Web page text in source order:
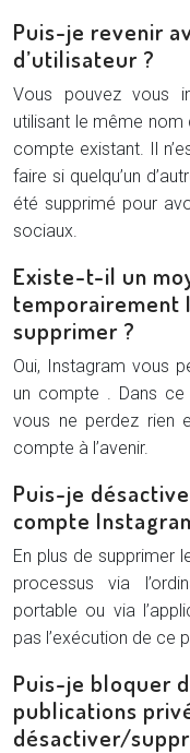
Puis-je revenir
d’utilisateur ?
Vous pouvez vous
utilisant le même nom
compte existant. Il
faire si quelqu’un
été supprimé pour
sociaux.
Existe-t-il un
temporairement
supprimer ?
Oui, Instagram vous
un compte . Dans
vous ne perdez rien
compte à l’avenir.
Puis-je
compte
En plus de supprimer
processus via
portable ou via
pas l’exécution de ce
Puis-je bloquer
publications
désactiver/